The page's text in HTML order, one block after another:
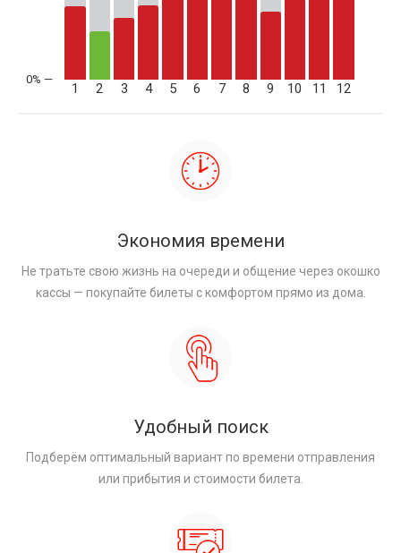
1 2 3 4 5 6 7 8 9 10 11 12
Экономия времени
Не тратьте свою жизнь на очереди и общение через окошко
кассы — покупайте билеты с комфортом прямо из дома.
Удобный поиск
Подберём оптимальный вариант по времени отправления
или прибытия и стоимости билета.